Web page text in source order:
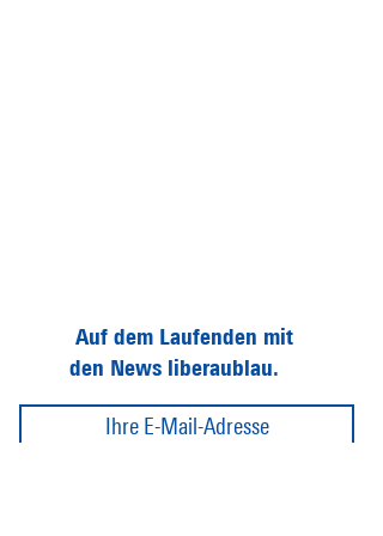
Auf dem Laufenden mit
den News liberaublau.